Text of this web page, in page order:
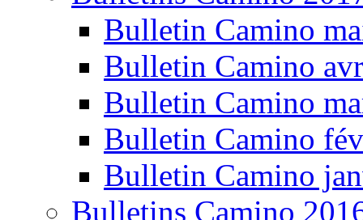
Bulletin Camino
Bulletin Camino
Bulletin Camino
Bulletin Camino
Bulletin Camino
Bulletins Camino